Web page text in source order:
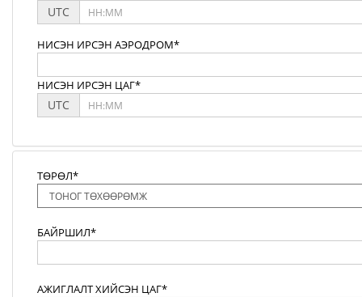
UTC
НИСЭН ИРСЭН АЭРОДРОМ*
НИСЭН ИРСЭН ЦАГ*
UTC
ТӨРӨЛ*
БАЙРШИЛ*
АЖИГЛАЛТ ХИЙСЭН ЦАГ*